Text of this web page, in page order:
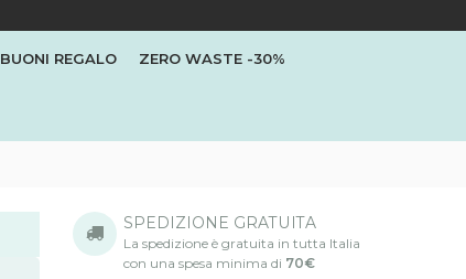
BUONI REGALO ZERO WASTE -30%
SPEDIZIONE GRATUITA
La spedizione è gratuita in tutta Italia
con una spesa minima di 70€